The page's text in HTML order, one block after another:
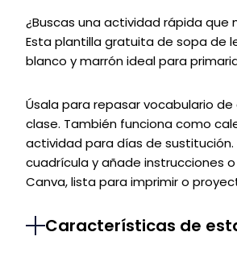
¿Buscas una actividad rápida
Esta plantilla gratuita de sopa de
blanco y marrón ideal para
Úsala para repasar vocabulario
clase. También funciona como
actividad para días de
cuadrícula y añade instrucciones
Canva, lista para imprimir o
Características de